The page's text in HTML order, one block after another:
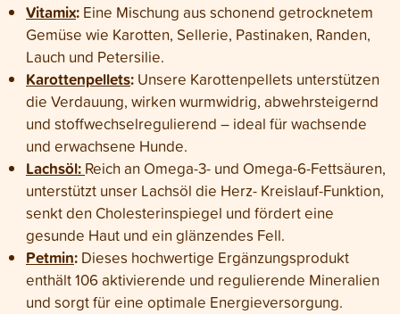
Vitamix: Eine Mischung aus schonend getrocknetem
Gemüse wie Karotten, Sellerie, Pastinaken, Randen,
Lauch und Petersilie.
Karottenpellets: Unsere Karottenpellets unterstützen
die Verdauung, wirken wurmwidrig, abwehrsteigernd
und stoffwechselregulierend – ideal für wachsende
und erwachsene Hunde.
Lachsöl: Reich an Omega-3- und Omega-6-Fettsäuren,
unterstützt unser Lachsöl die Herz- Kreislauf-Funktion,
senkt den Cholesterinspiegel und fördert eine
gesunde Haut und ein glänzendes Fell.
Petmin: Dieses hochwertige Ergänzungsprodukt
enthält 106 aktivierende und regulierende Mineralien
und sorgt für eine optimale Energieversorgung.